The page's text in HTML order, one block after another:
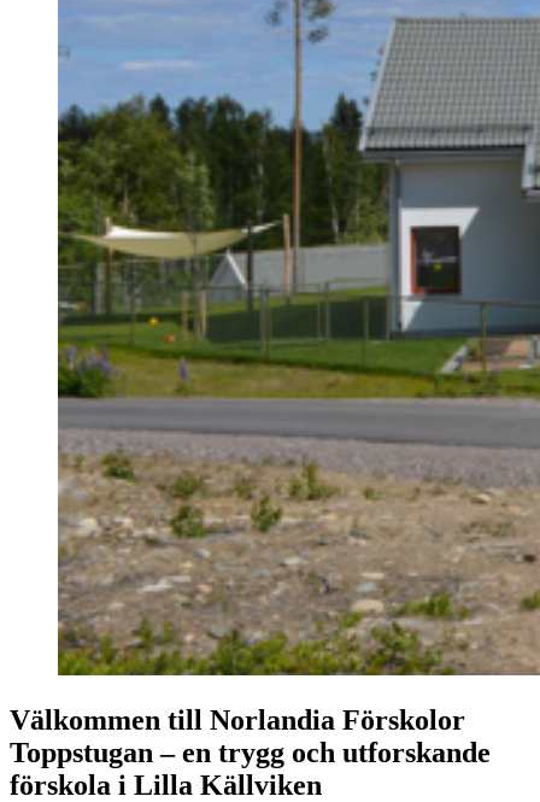
Välkommen till Norlandia Förskolor
Toppstugan – en trygg och utforskande
förskola i Lilla Källviken